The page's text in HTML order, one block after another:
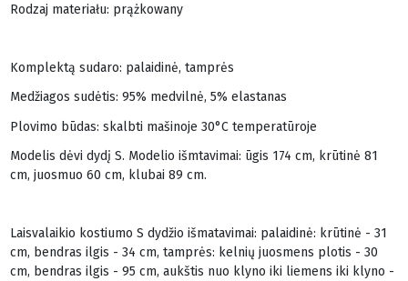
Rodzaj materiału: prążkowany
Komplektą sudaro: palaidinė, tamprės
Medžiagos sudėtis: 95% medvilnė, 5% elastanas
Plovimo būdas: skalbti mašinoje 30°C temperatūroje
Modelis dėvi dydį S. Modelio išmtavimai: ūgis 174 cm, krūtinė 81
cm, juosmuo 60 cm, klubai 89 cm.
Laisvalaikio kostiumo S dydžio išmatavimai: palaidinė: krūtinė - 31
cm, bendras ilgis - 34 cm, tamprės: kelnių juosmens plotis - 30
cm, bendras ilgis - 95 cm, aukštis nuo klyno iki liemens iki klyno -